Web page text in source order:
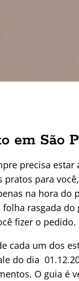
em São
precisa
para
na hora do
rasgada
fizer o pedido.
cada um dos
do dia
O guia é